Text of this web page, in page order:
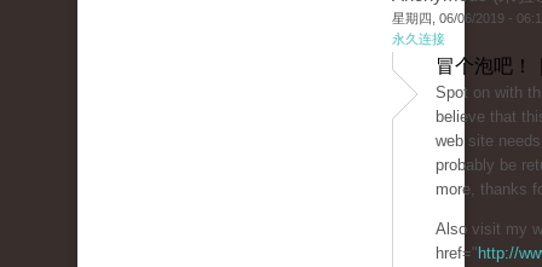
星期四, 06/06/2019 -
永久连接
冒个泡吧！
Spot on with
believe that
web site
probably be
more, thanks
Also visit my
href=" http://